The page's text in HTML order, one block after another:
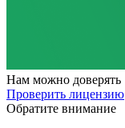
Нам можно доверять
Проверить лицензию
Обратите внимание